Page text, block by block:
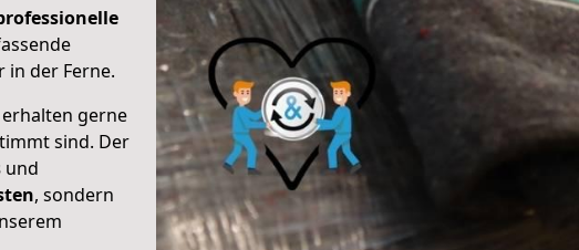
in der Ferne.
gerne
sind. Der
und
, sondern